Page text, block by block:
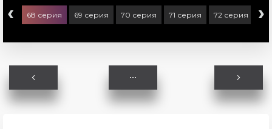
‹ 68 серия 69 серия 70 серия 71 серия 72 серия 73
›